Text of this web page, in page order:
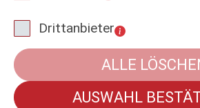
Kontakt
Auf Facebook
Datenschutz
Presse
Drittanbieter
ALLE
AUSWAHL